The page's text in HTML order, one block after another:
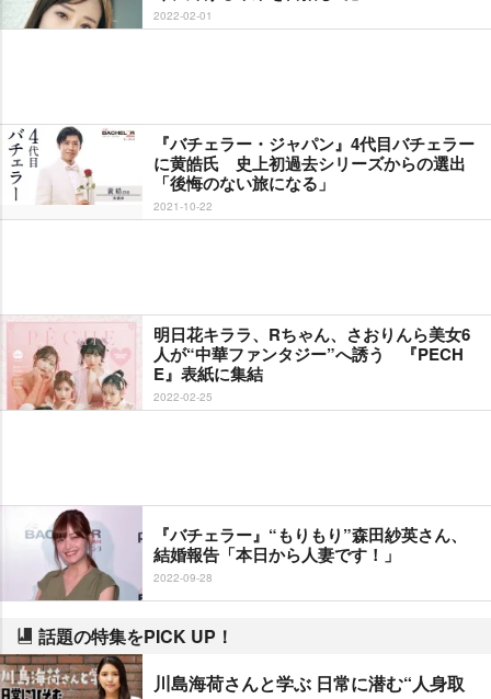
2022-02-01
『バチェラー・ジャパン』4代目バチェラー
に黄皓氏 史上初過去シリーズからの選出
「後悔のない旅になる」
2021-10-22
明日花キララ、Rちゃん、さおりんら美女6
人が“中華ファンタジー”へ誘う 『PECH
E』表紙に集結
2022-02-25
『バチェラー』“もりもり”森田紗英さん、
結婚報告「本日から人妻です！」
2022-09-28
話題の特集をPICK UP！
川島海荷さんと学ぶ 日常に潜む“人身取